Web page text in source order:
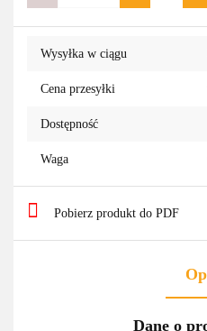
Wysyłka w ciągu
Cena przesyłki
Dostępność
Waga
Pobierz produkt do PDF
Dane o